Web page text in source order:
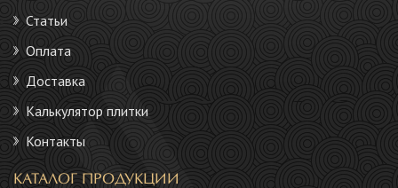
Статьи
Оплата
Доставка
Калькулятор плитки
Контакты
КАТАЛОГ ПРОДУКЦИИ